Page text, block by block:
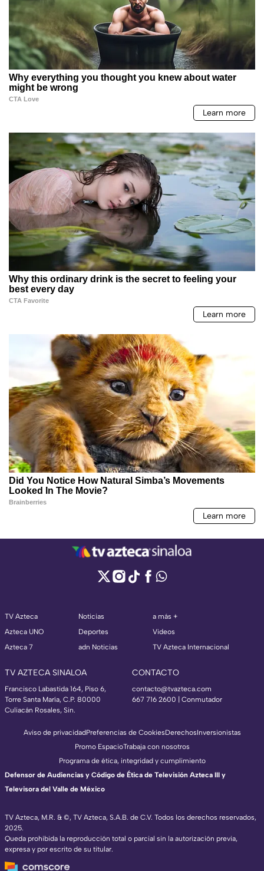
TV Azteca
Azteca UNO
Azteca 7
Noticias
Deportes
adn Noticias
a más +
Videos
TV Azteca Internacional
TV AZTECA SINALOA
Francisco Labastida 164, Piso 6,
Torre Santa María, C.P. 80000
Culiacán Rosales, Sin.
CONTACTO
contacto@tvazteca.com
667 716 2600 | Conmutador
TV Azteca, M.R. & ©, TV Azteca, S.A.B. de C.V. Todos los derechos reservados,
2025.
Queda prohibida la reproducción total o parcial sin la autorización previa,
expresa y por escrito de su titular.
Aviso de privacidadPreferencias de CookiesDerechosInversionistas
Promo EspacioTrabaja con nosotros
Programa de ética, integridad y cumplimiento
Defensor de Audiencias y Código de Ética de Televisión Azteca III y
Televisora del Valle de México